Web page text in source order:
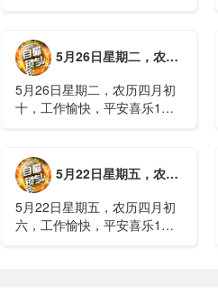
山体滑坡：21名林场工人遇
难，年龄最长者近6旬3、近亿
元高标......
5月26日星期二，农历四月初十，工作愉快，平安喜乐
5月26日星期二，农历四月初
十，工作愉快，平安喜乐1、
15年2、神舟二十三号载人飞
船与空间站组合体完成自主快
速交会对接......
5月22日星期五，农历四月初六，工作愉快，平安喜乐
5月22日星期五，农历四月初
六，工作愉快，平安喜乐1、